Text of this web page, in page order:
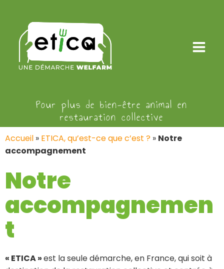
Pour plus de bien-être animal en
restauration collective
Accueil » ETICA, qu’est-ce que c’est ? » Notre
accompagnement
Notre
accompagnemen
t
« ETICA »est la seule démarche, en France, qui soit à